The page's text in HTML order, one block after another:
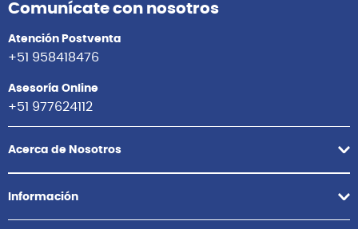
Comunícate con nosotros
Atención Postventa
+51 958418476
Asesoría Online
+51 977624112
Acerca de Nosotros
Información